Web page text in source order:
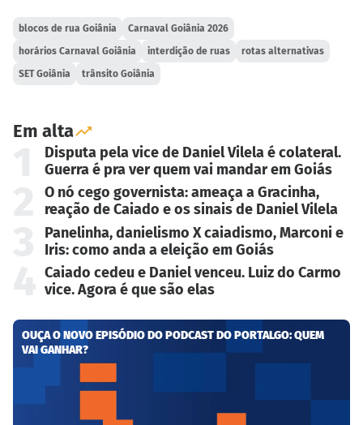
blocos de rua Goiânia Carnaval Goiânia 2026
horários Carnaval Goiânia interdição de ruas rotas alternativas
SET Goiânia trânsito Goiânia
Em alta
Disputa pela vice de Daniel Vilela é colateral.
Guerra é pra ver quem vai mandar em Goiás
O nó cego governista: ameaça a Gracinha,
reação de Caiado e os sinais de Daniel Vilela
Panelinha, danielismo X caiadismo, Marconi e
Iris: como anda a eleição em Goiás
Caiado cedeu e Daniel venceu. Luiz do Carmo
vice. Agora é que são elas
OUÇA O NOVO EPISÓDIO DO PODCAST DO PORTALGO: QUEM
VAI GANHAR?